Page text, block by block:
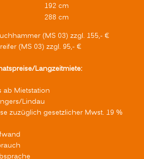
192 cm
288 cm
(MS 03) zzgl. 155,- €
(MS 03) zzgl. 95,- €
Langzeitmiete:
ab Mietstation
Lindau
zuzüglich gesetzlicher Mwst. 19 %